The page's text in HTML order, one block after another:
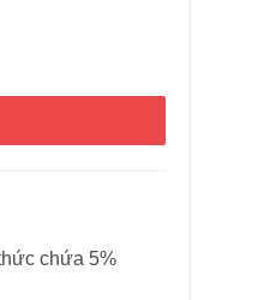
số lượng
chứa 5%